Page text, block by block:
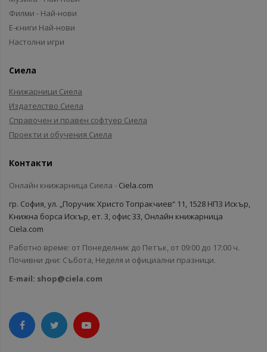
Филми - Най-нови
Е-книги Най-нови
Настолни игри
Сиела
Книжарници Сиела
Издателство Сиела
Справочен и правен софтуер Сиела
Проекти и обучения Сиела
Контакти
Онлайн книжарница Сиела - Ciela.com
гр. София, ул. „Поручик Христо Топракчиев“ 11, 1528 НПЗ Искър,
Книжна борса Искър, ет. 3, офис 33, Онлайн книжарница
Ciela.com
Работно време: от Понеделник до Петък, от 09:00 до 17:00 ч.
Почивни дни: Събота, Неделя и официални празници.
E-mail: shop@ciela.com